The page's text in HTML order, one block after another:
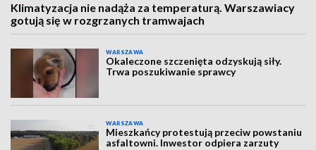
Klimatyzacja nie nadąża za temperaturą. Warszawiacy
gotują się w rozgrzanych tramwajach
WARSZAWA
Okaleczone szczenięta odzyskują siły.
Trwa poszukiwanie sprawcy
WARSZAWA
Mieszkańcy protestują przeciw powstaniu
asfaltowni. Inwestor odpiera zarzuty